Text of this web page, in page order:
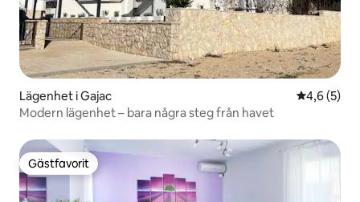
Lägenhet i Gajac 4,6 av 5 i
4,6 (5)
Modern lägenhet – bara några steg från havet
Gästfavorit
Gästfavorit